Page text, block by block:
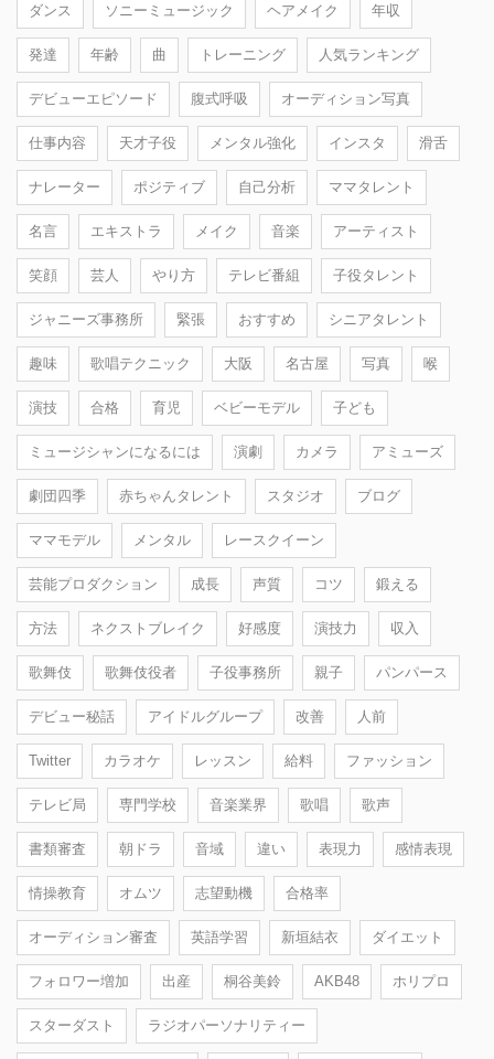
ダンス ソニーミュージック ヘアメイク 年収
発達 年齢 曲 トレーニング 人気ランキング
デビューエピソード 腹式呼吸 オーディション写真
仕事内容 天才子役 メンタル強化 インスタ 滑舌
ナレーター ポジティブ 自己分析 ママタレント
名言 エキストラ メイク 音楽 アーティスト
笑顔 芸人 やり方 テレビ番組 子役タレント
ジャニーズ事務所 緊張 おすすめ シニアタレント
趣味 歌唱テクニック 大阪 名古屋 写真 喉
演技 合格 育児 ベビーモデル 子ども
ミュージシャンになるには 演劇 カメラ アミューズ
劇団四季 赤ちゃんタレント スタジオ ブログ
ママモデル メンタル レースクイーン
芸能プロダクション 成長 声質 コツ 鍛える
方法 ネクストブレイク 好感度 演技力 収入
歌舞伎 歌舞伎役者 子役事務所 親子 パンパース
デビュー秘話 アイドルグループ 改善 人前
Twitter カラオケ レッスン 給料 ファッション
テレビ局 専門学校 音楽業界 歌唱 歌声
書類審査 朝ドラ 音域 違い 表現力 感情表現
情操教育 オムツ 志望動機 合格率
オーディション審査 英語学習 新垣結衣 ダイエット
フォロワー増加 出産 桐谷美鈴 AKB48 ホリプロ
スターダスト ラジオパーソナリティー